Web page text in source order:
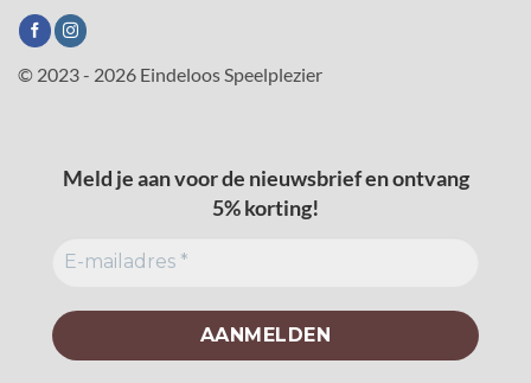
© 2023 - 2026 Eindeloos Speelplezier
Meld je aan voor de nieuwsbrief en ontvang
5% korting!